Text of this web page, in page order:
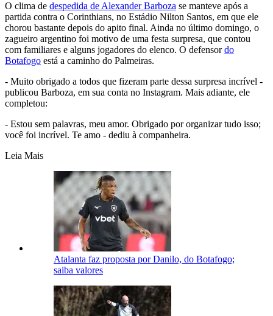
O clima de despedida de Alexander Barboza se manteve após a
partida contra o Corinthians, no Estádio Nilton Santos, em que ele
chorou bastante depois do apito final. Ainda no último domingo, o
zagueiro argentino foi motivo de uma festa surpresa, que contou
com familiares e alguns jogadores do elenco. O defensordo
Botafogo está a caminho do Palmeiras.
- Muito obrigado a todos que fizeram parte dessa surpresa incrível -
publicou Barboza, em sua conta no Instagram. Mais adiante, ele
completou:
- Estou sem palavras, meu amor. Obrigado por organizar tudo isso;
você foi incrível. Te amo - dediu à companheira.
Leia Mais
Atalanta faz proposta por Danilo, do Botafogo;
saiba valores